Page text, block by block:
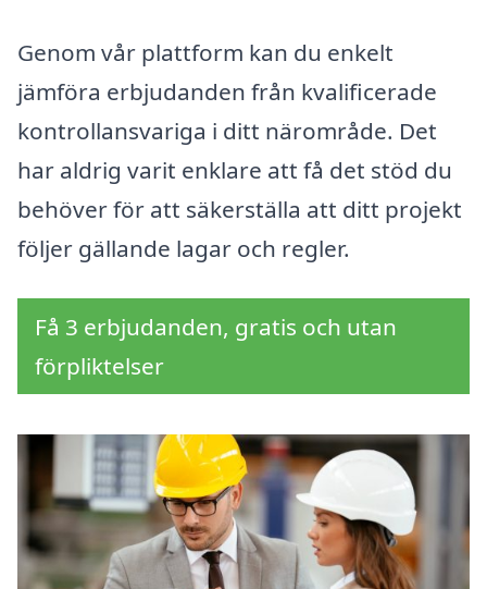
Genom vår plattform kan du enkelt
jämföra erbjudanden från kvalificerade
kontrollansvariga i ditt närområde. Det
har aldrig varit enklare att få det stöd du
behöver för att säkerställa att ditt projekt
följer gällande lagar och regler.
Få 3 erbjudanden, gratis och utan
förpliktelser